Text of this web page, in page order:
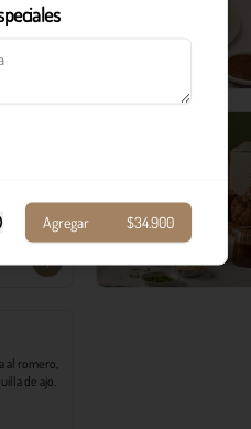
al romero,
de ajo.
Agregar $34.900